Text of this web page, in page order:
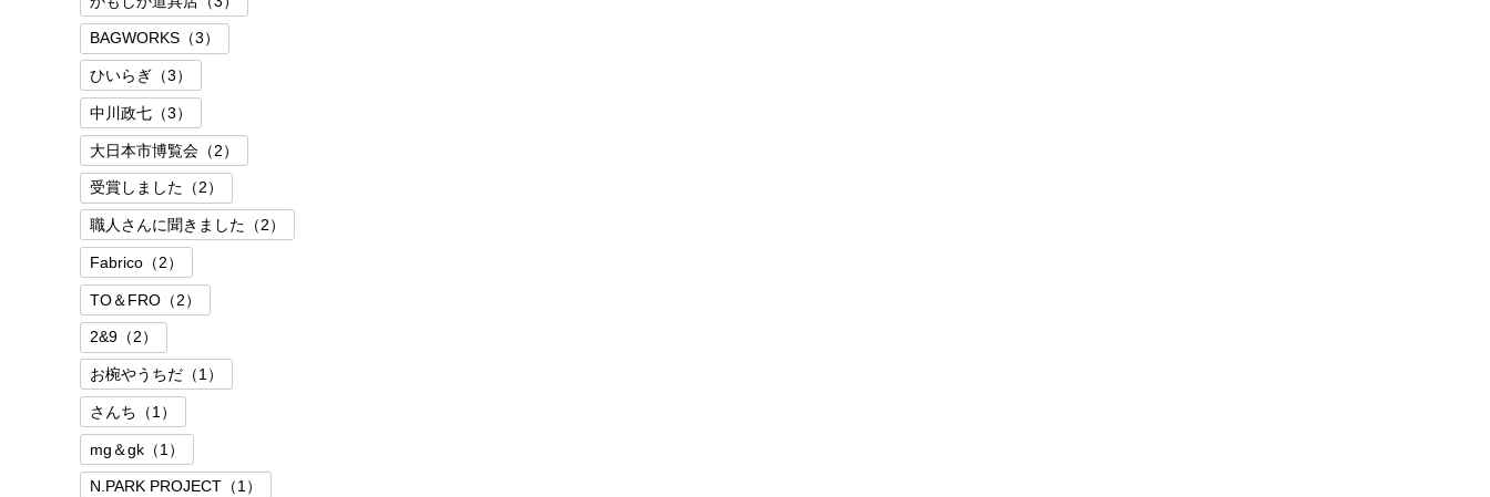
BAGWORKS（3）
ひいらぎ（3）
中川政七（3）
大日本市博覧会（2）
受賞しました（2）
職人さんに聞きました（2）
Fabrico（2）
TO＆FRO（2）
2&9（2）
お椀やうちだ（1）
さんち（1）
mg＆gk（1）
N.PARK PROJECT（1）